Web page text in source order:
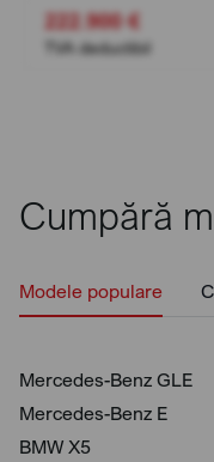
222.900 €
TVA deductibil
Cumpără
Modele populare
Mercedes-Benz GLE
Mercedes-Benz E
BMW X5